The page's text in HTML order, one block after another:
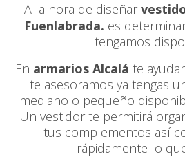
A la hora de diseñar
Fuenlabrada. es
tengamos
En armarios Alcalá te
te asesoramos ya tengas
mediano o pequeño
Un vestidor te permitirá
tus complementos así
rápidamente lo